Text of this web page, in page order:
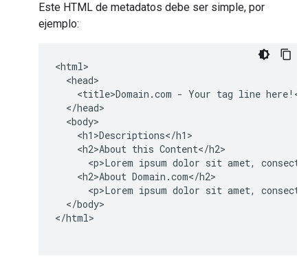
Este HTML de metadatos debe ser simple, por
ejemplo:
<html>
  <head>
<title>Domain.com - Your tag line here!</
  </head>
  <body>
    <h1>Descriptions</h1>
    <h2>About this Content</h2>
<p>Lorem ipsum dolor sit amet,
    <h2>About Domain.com</h2>
<p>Lorem ipsum dolor sit amet,
  </body>
</html>